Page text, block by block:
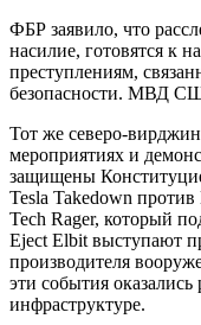
ФБР заявило, что
насилие, готовятся к
преступлениям,
безопасности. МВД
Тот же северо-
мероприятиях и
защищены
Tesla Takedown
Tech Rager, который
Eject Elbit выступают
производителя
эти события
инфраструктуре.